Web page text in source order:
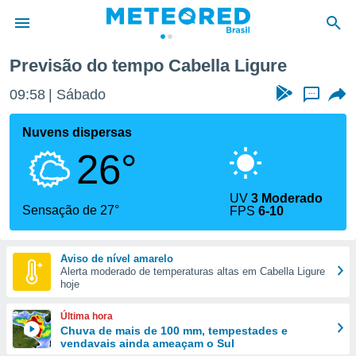
da
fornecidas
a este
das
e
forma
digital
Previsão do tempo Cabella Ligure
09:58 Sábado ...
Nuvens dispersas
26°
Sensação de 27°
UV3 Moderado
FPS6-10
Aviso de nível amarelo
Alerta moderado de temperaturas altas em Cabella Ligure
hoje
Última hora
Chuva de mais de 100 mm, tempestades e
vendavais ainda ameaçam o Sul